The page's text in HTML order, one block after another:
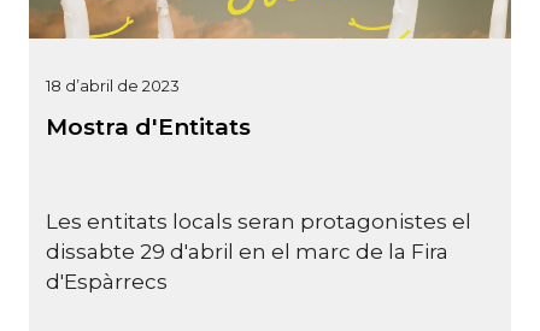
18 d’abril de 2023
Mostra d'Entitats
Les entitats locals seran protagonistes el
dissabte 29 d'abril en el marc de la Fira
d'Espàrrecs